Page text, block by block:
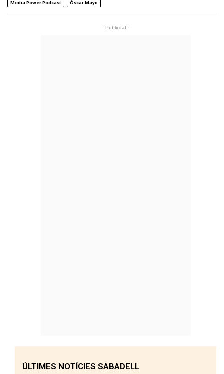
Media Power Podcast Óscar Mayo
- Publicitat -
ÚLTIMES NOTÍCIES SABADELL